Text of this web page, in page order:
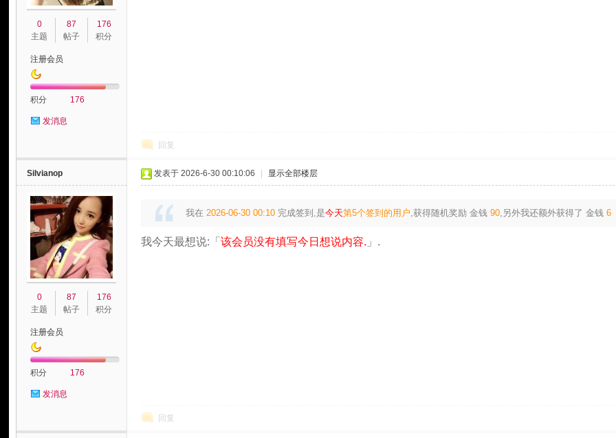
0
主题
87
帖子
176
积分
注册会员
积分 176
发消息
回复
Silvianop
0
主题
87
帖子
176
积分
注册会员
积分 176
发消息
发表于 2026-6-30 00:10:06 显示全部楼层
我在 2026-06-30 00:10 完成签到,是今天第5个签到的用户,获得随机奖励金钱90,另外我还额外获得了 金钱6
我今天最想说:「该会员没有填写今日想说内容. 」.
回复